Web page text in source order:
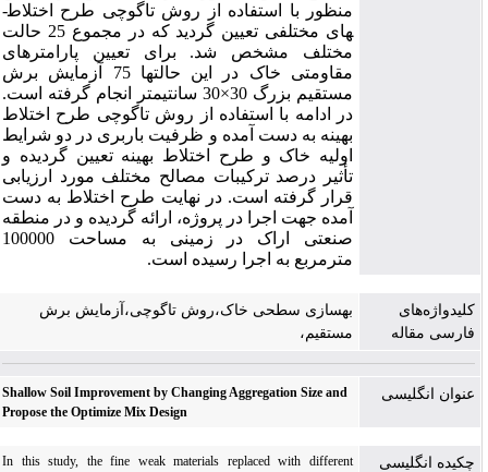
منظور با استفاده از روش تاگوچی طرح اختلاط­
های مختلفی تعیین گردید که در مجموع 25 حالت
مختلف مشخص شد. برای تعیین پارامترهای
مقاومتی خاک در این حالت­ها 75 آزمایش برش
مستقیم بزرگ 30×30 سانتی­متر انجام گرفته است.
در ادامه با استفاده از روش تاگوچی طرح اختلاط
بهینه به دست آمده و ظرفیت باربری در دو شرایط
اولیه خاک و طرح اختلاط بهینه تعیین گردیده و
تأثیر درصد ترکیبات مصالح مختلف مورد ارزیابی
قرار گرفته است. در نهایت طرح اختلاط به دست
آمده جهت اجرا در پروژه، ارائه گردیده و در منطقه
صنعتی اراک در زمینی به مساحت 100000
مترمربع به اجرا رسیده است.
کلیدواژه‌های
فارسی مقاله
بهسازی سطحی خاک،روش تاگوچی،آزمایش برش
مستقیم،
عنوان انگلیسی
Shallow Soil Improvement by Changing Aggregation Size and
Propose the Optimize Mix Design
چکیده انگلیسی
In this study, the fine weak materials replaced with different